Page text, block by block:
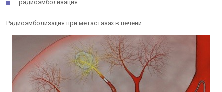
радиоэмболизация.
Радиоэмболизация при метастазах в печени